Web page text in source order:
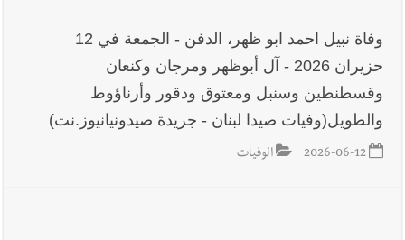
وفاة نبيل احمد ابو ظهر، الدفن - الجمعة في 12
حزيران 2026 - آل أبوظهر ومرجان وكنعان
وقسطنطين وسنبل ومعتوق ودقور وأرناؤوط
والطويل(وفيات صيدا لبنان - جريدة صيدونيانيوز.نت)
2026-06-12 الوفيات